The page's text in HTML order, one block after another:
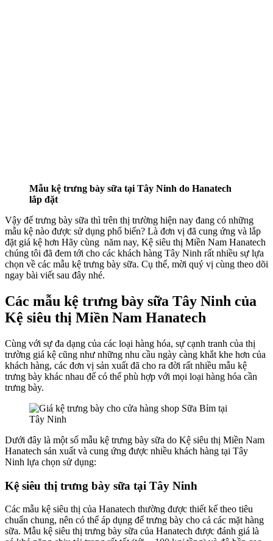
Mẫu kệ trưng bày sữa tại Tây Ninh do Hanatech
lắp đặt
Vậy để trưng bày sữa thì trên thị trường hiện nay đang có những
mẫu kệ nào được sử dụng phổ biến? Là đơn vị đã cung ứng và lắp
đặt giá kệ hơn Hãy cùng năm nay, Kệ siêu thị Miền Nam Hanatech
chúng tôi đã đem tới cho các khách hàng Tây Ninh rất nhiều sự lựa
chọn về các mẫu kệ trưng bày sữa. Cụ thể, mời quý vị cùng theo dõi
ngay bài viết sau đây nhé.
Các mẫu kệ trưng bày sữa Tây Ninh của
Kệ siêu thị Miền Nam Hanatech
Cùng với sự đa dạng của các loại hàng hóa, sự cạnh tranh của thị
trường giá kệ cũng như những nhu cầu ngày càng khắt khe hơn của
khách hàng, các đơn vị sản xuất đã cho ra đời rất nhiều mẫu kệ
trưng bày khác nhau để có thể phù hợp với mọi loại hàng hóa cần
trưng bày.
Dưới đây là một số mẫu kệ trưng bày sữa do Kệ siêu thị Miền Nam
Hanatech sản xuất và cung ứng được nhiều khách hàng tại Tây
Ninh lựa chọn sử dụng:
Kệ siêu thị trưng bày sữa tại Tây Ninh
Các mẫu kệ siêu thị của Hanatech thường được thiết kế theo tiêu
chuẩn chung, nên có thể áp dụng để trưng bày cho cả các mặt hàng
sữa. Mẫu kệ siêu thị trưng bày sữa của Hanatech được đánh giá là